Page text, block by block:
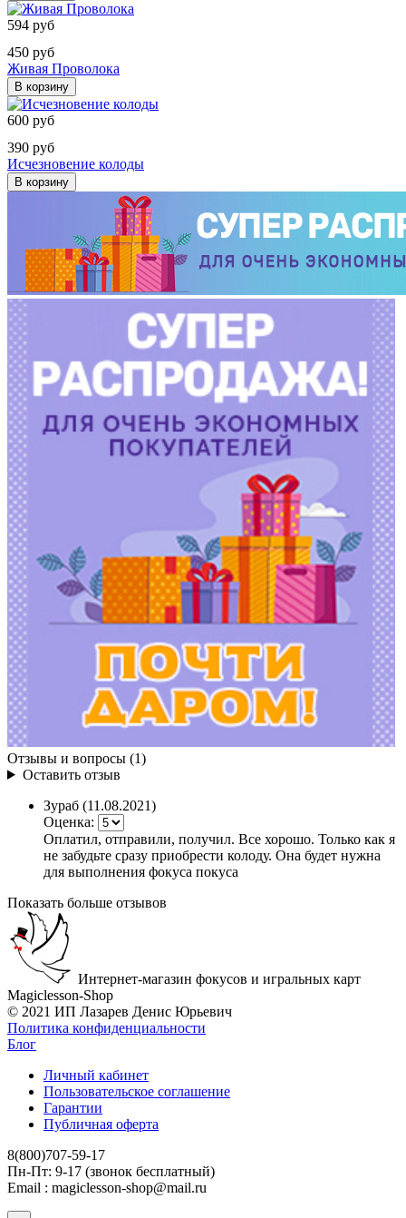
594 руб
450 руб
Живая Проволока
В корзину
600 руб
390 руб
Исчезновение колоды
В корзину
Отзывы и вопросы (1)
Оставить отзыв
Зураб (11.08.2021)
Оценка:
Оплатил, отправили, получил. Все хорошо. Только как я
не забудьте сразу приобрести колоду. Она будет нужна
для выполнения фокуса покуса
Показать больше отзывов
Интернет-магазин фокусов и игральных карт
Magiclesson-Shop
© 2021 ИП Лазарев Денис Юрьевич
Политика конфиденциальности
Блог
Личный кабинет
Пользовательское соглашение
Гарантии
Публичная оферта
8(800)707-59-17
Пн-Пт: 9-17 (звонок бесплатный)
Email : magiclesson-shop@mail.ru